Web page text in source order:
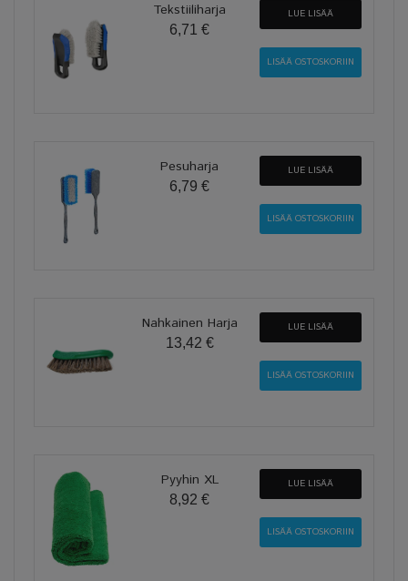
Tekstiiliharja
6,71 €
LUE LISÄÄ
Pesuharja
6,79 €
LUE LISÄÄ
Nahkainen Harja
13,42 €
LUE LISÄÄ
Pyyhin XL
8,92 €
LUE LISÄÄ